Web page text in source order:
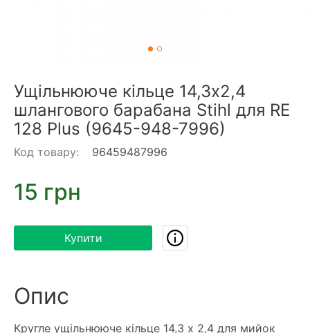
Ущільнююче кільце 14,3х2,4
шлангового барабана Stihl для RE
128 Plus (9645-948-7996)
Код товару: 96459487996
15 грн
Купити
Опис
Кругле ущільнююче кільце 14,3 х 2,4 для мийок